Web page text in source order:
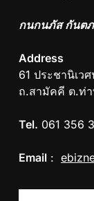
กนกนภัส กันต
Address
61 ประชานิเว
ถ.สามัคคี ต.ท่า
Tel. 061 356
Email :